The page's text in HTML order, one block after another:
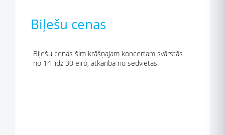
Biļešu cenas
Biļešu cenas šim krāšņajam koncertam svārstās
no 14 līdz 30 eiro, atkarībā no sēdvietas.